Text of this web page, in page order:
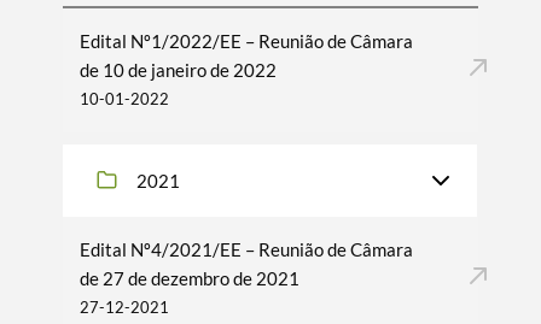
Edital Nº1/2022/EE – Reunião de Câmara
de 10 de janeiro de 2022
10-01-2022
2021
Edital Nº4/2021/EE – Reunião de Câmara
de 27 de dezembro de 2021
27-12-2021